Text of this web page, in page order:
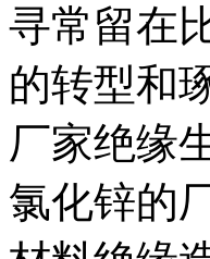
寻常留在
的转型和
厂家绝缘
氯化锌的